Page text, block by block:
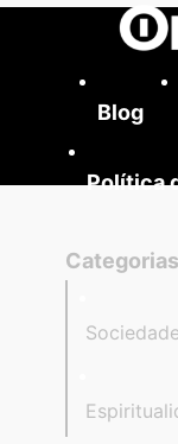
Blog
Política
Categorias